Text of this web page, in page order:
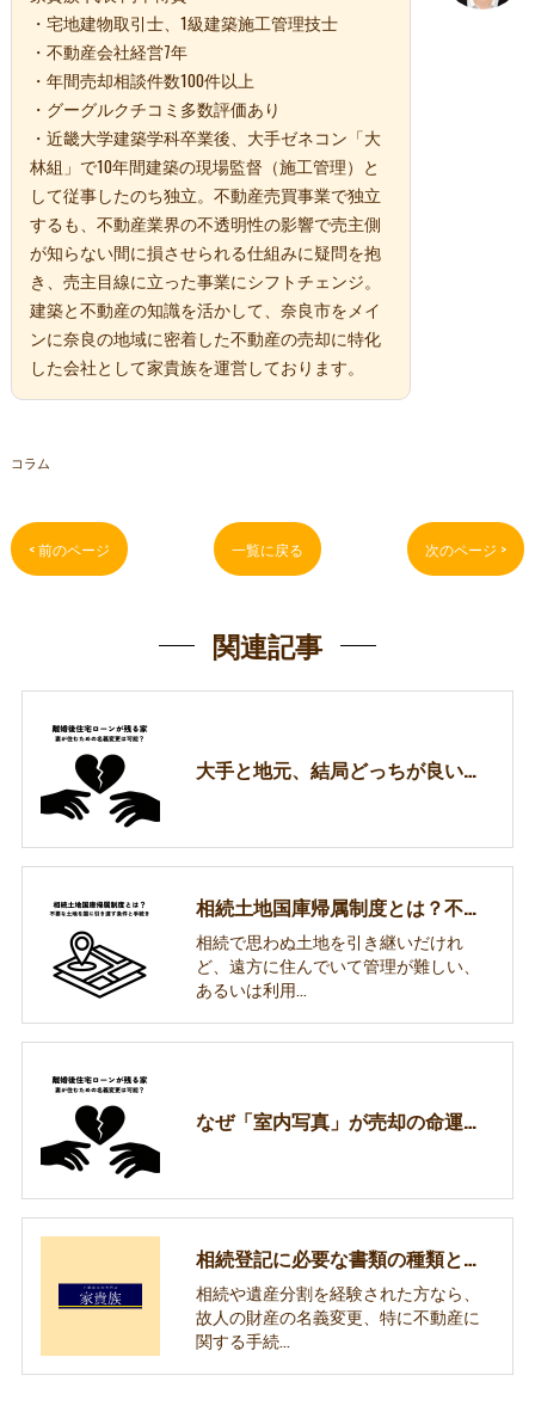
・宅地建物取引士、1級建築施工管理技士
・不動産会社経営7年
・年間売却相談件数100件以上
・グーグルクチコミ多数評価あり
・近畿大学建築学科卒業後、大手ゼネコン「大
林組」で10年間建築の現場監督（施工管理）と
して従事したのち独立。不動産売買事業で独立
するも、不動産業界の不透明性の影響で売主側
が知らない間に損させられる仕組みに疑問を抱
き、売主目線に立った事業にシフトチェンジ。
建築と不動産の知識を活かして、奈良市をメイ
ンに奈良の地域に密着した不動産の売却に特化
した会社として家貴族を運営しております。
コラム
< 前のページ 一覧に戻る 次のページ >
関連記事
大手と地元、結局どっちが良いの？奈良市の不動産売却で本当に信頼できる「パートナー」の共通点
相続土地国庫帰属制度とは？不要な土地を国に引き渡す条件と手続きを解説
相続で思わぬ土地を引き継いだけれ
ど、遠方に住んでいて管理が難しい、
あるいは利用…
なぜ「室内写真」が売却の命運を分けるのか？売主様の負担を減らし、成約率を高める家貴族のこだわり
相続登記に必要な書類の種類とは？ケースごとの違いを分かりやすく解説
相続や遺産分割を経験された方なら、
故人の財産の名義変更、特に不動産に
関する手続…